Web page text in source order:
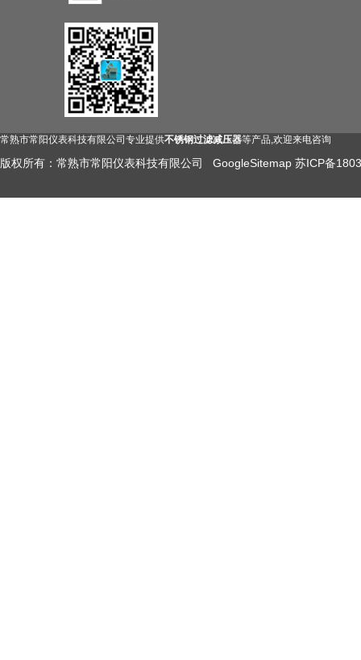
常熟市常阳仪表科技有限公司专业提供不锈钢过滤减压器等产品,欢迎来电咨询
版权所有：常熟市常阳仪表科技有限公司 GoogleSitemap 苏ICP备